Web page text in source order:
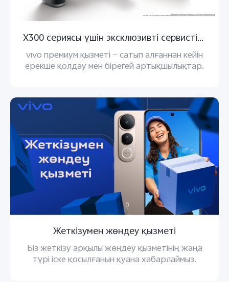
X300 сериясы үшін эксклюзивті сервистік артықшылықтар
vivo премиум қызметі — сатып алғаннан кейін
ерекше қолдау мен бірегей артықшылықтар.
Жеткізумен жөндеу қызметі
Біз жеткізу арқылы жөндеу қызметінің жаңа
түрі іске қосылғанын қуана хабарлаймыз.